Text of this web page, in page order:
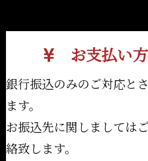
お支払い
銀行振込のみのご対応と
ます。
お振込先に関しましては
絡致します。